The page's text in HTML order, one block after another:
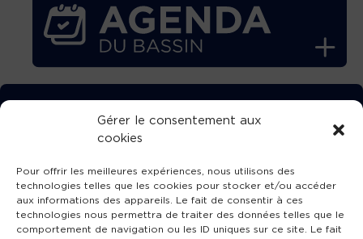
Gérer le consentement aux
cookies
Pour offrir les meilleures expériences, nous utilisons des
technologies telles que les cookies pour stocker et/ou accéder
aux informations des appareils. Le fait de consentir à ces
technologies nous permettra de traiter des données telles que le
comportement de navigation ou les ID uniques sur ce site. Le fait
TÉLÉCHARGEZ GRATUITEMENT
L’APPLICATION TVBA !
SUIVEZ-NOUS !